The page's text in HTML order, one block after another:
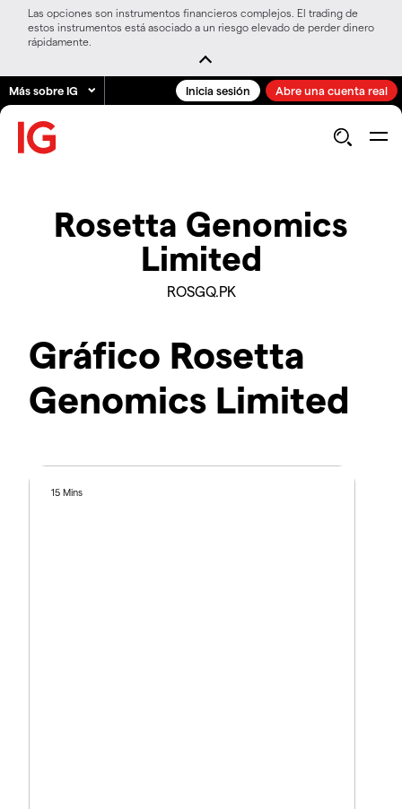
Las opciones son instrumentos financieros complejos. El trading de
estos instrumentos está asociado a un riesgo elevado de perder dinero
rápidamente.
Más sobre IG Inicia sesión Abre una cuenta real
Rosetta Genomics
Limited
ROSGQ.PK
Gráfico Rosetta
Genomics Limited
15 Mins